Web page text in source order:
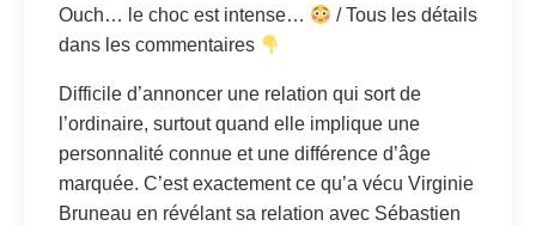
Ouch… le choc est intense…
/ Tous les détails
dans les commentaires
Difficile d’annoncer une relation qui sort de
l’ordinaire, surtout quand elle implique une
personnalité connue et une différence d’âge
marquée. C’est exactement ce qu’a vécu Virginie
Bruneau en révélant sa relation avec Sébastien